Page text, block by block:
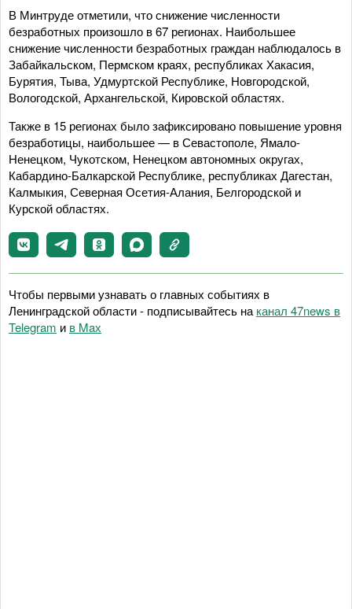
В Минтруде отметили, что снижение численности
безработных произошло в 67 регионах. Наибольшее
снижение численности безработных граждан наблюдалось в
Забайкальском, Пермском краях, республиках Хакасия,
Бурятия, Тыва, Удмуртской Республике, Новгородской,
Вологодской, Архангельской, Кировской областях.
Также в 15 регионах было зафиксировано повышение уровня
безработицы, наибольшее — в Севастополе, Ямало-
Ненецком, Чукотском, Ненецком автономных округах,
Кабардино-Балкарской Республике, республиках Дагестан,
Калмыкия, Северная Осетия-Алания, Белгородской и
Курской областях.
Чтобы первыми узнавать о главных событиях в
Ленинградской области - подписывайтесь на канал 47news в
Telegram и в Maх